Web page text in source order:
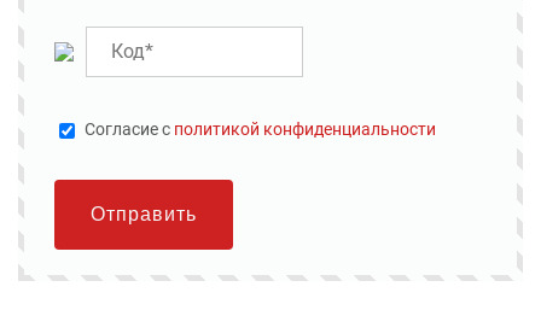
Cогласие с политикой конфиденциальности
Отправить